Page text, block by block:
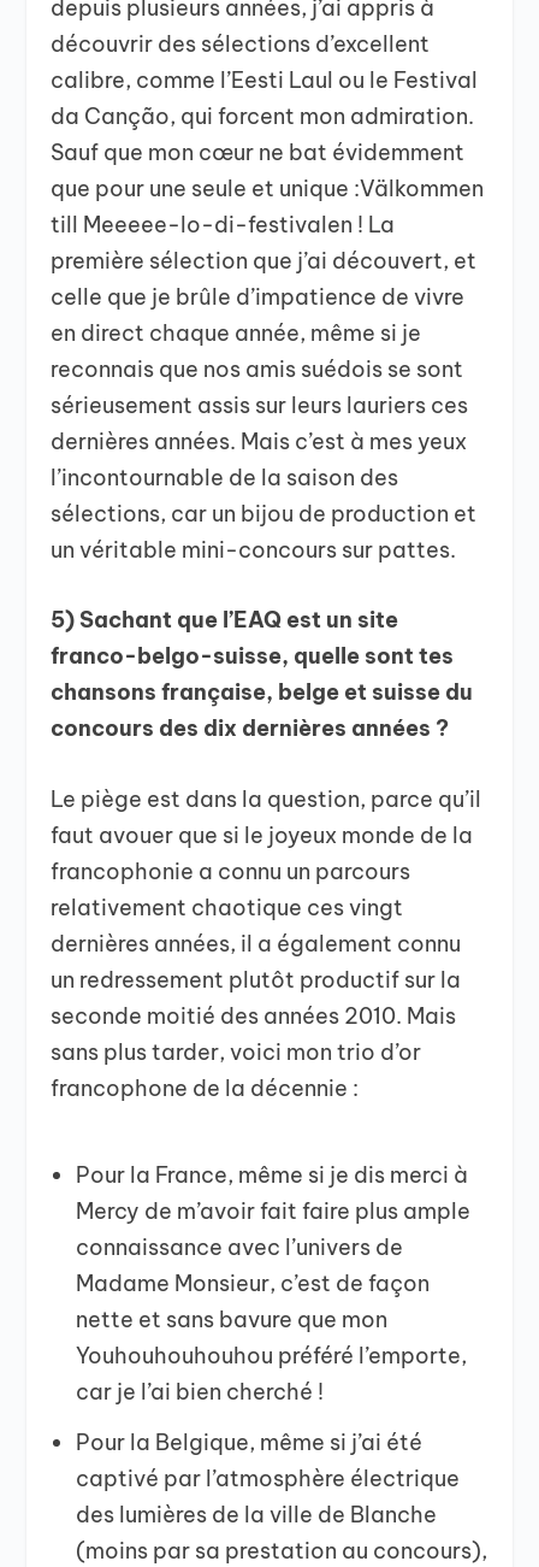
depuis plusieurs années, j’ai appris à
découvrir des sélections d’excellent
calibre, comme l’Eesti Laul ou le Festival
da Canção, qui forcent mon admiration.
Sauf que mon cœur ne bat évidemment
que pour une seule et unique :Välkommen
till Meeeee-lo-di-festivalen ! La
première sélection que j’ai découvert, et
celle que je brûle d’impatience de vivre
en direct chaque année, même si je
reconnais que nos amis suédois se sont
sérieusement assis sur leurs lauriers ces
dernières années. Mais c’est à mes yeux
l’incontournable de la saison des
sélections, car un bijou de production et
un véritable mini-concours sur pattes.
5) Sachant que l’EAQ est un site
franco-belgo-suisse, quelle sont tes
chansons française, belge et suisse du
concours des dix dernières années ?
Le piège est dans la question, parce qu’il
faut avouer que si le joyeux monde de la
francophonie a connu un parcours
relativement chaotique ces vingt
dernières années, il a également connu
un redressement plutôt productif sur la
seconde moitié des années 2010. Mais
sans plus tarder, voici mon trio d’or
francophone de la décennie :
Pour la France, même si je dis merci à
Mercy de m’avoir fait faire plus ample
connaissance avec l’univers de
Madame Monsieur, c’est de façon
nette et sans bavure que mon
Youhouhouhouhou préféré l’emporte,
car je l’ai bien cherché !
Pour la Belgique, même si j’ai été
captivé par l’atmosphère électrique
des lumières de la ville de Blanche
(moins par sa prestation au concours),